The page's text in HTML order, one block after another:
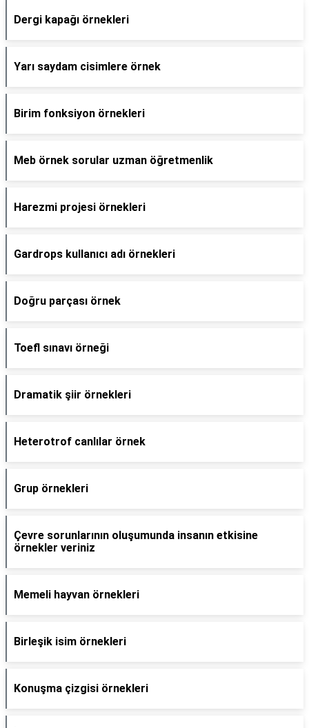
Dergi kapağı örnekleri
Yarı saydam cisimlere örnek
Birim fonksiyon örnekleri
Meb örnek sorular uzman öğretmenlik
Harezmi projesi örnekleri
Gardrops kullanıcı adı örnekleri
Doğru parçası örnek
Toefl sınavı örneği
Dramatik şiir örnekleri
Heterotrof canlılar örnek
Grup örnekleri
Çevre sorunlarının oluşumunda insanın etkisine
örnekler veriniz
Memeli hayvan örnekleri
Birleşik isim örnekleri
Konuşma çizgisi örnekleri